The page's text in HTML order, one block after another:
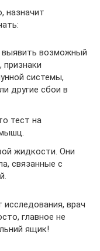
назначит
выявить возможный
системы,
другие сбои в
тест на
жидкости. Они
связанные с
врач
главное не
ящик!